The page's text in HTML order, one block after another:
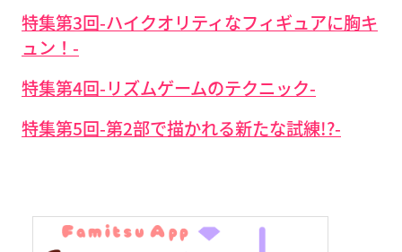
特集第3回-ハイクオリティなフィギュアに胸キ
ュン！-
特集第4回-リズムゲームのテクニック-
特集第5回-第2部で描かれる新たな試練!?-